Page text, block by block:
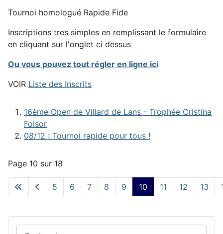
Tournoi homologué Rapide Fide
Inscriptions tres simples en remplissant le formulaire
en cliquant sur l'onglet ci dessus
Ou vous pouvez tout régler en ligne ici
VOIR Liste des Inscrits
16ème Open de Villard de Lans - Trophée Cristina
Foisor
08/12 : Tournoi rapide pour tous !
Page 10 sur 18
5 6 7 8 9 10 11 12 13